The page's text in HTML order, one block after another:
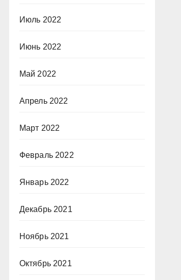
Июль 2022
Июнь 2022
Май 2022
Апрель 2022
Март 2022
Февраль 2022
Январь 2022
Декабрь 2021
Ноябрь 2021
Октябрь 2021